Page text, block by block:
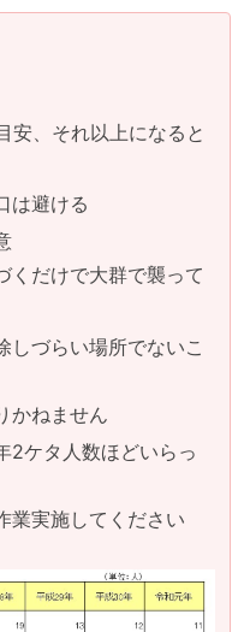
安、それ以上になると
は避ける
くだけで大群で襲って
しづらい場所でないこ
かねません
2ケタ人数ほどいらっ
業実施してください